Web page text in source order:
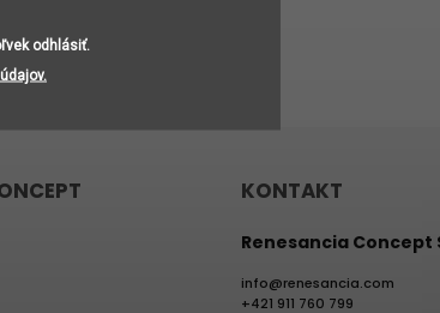
KONTAKT
Renesancia Concept
info@renesancia.com
+421 911 760 799
odhlásiť.